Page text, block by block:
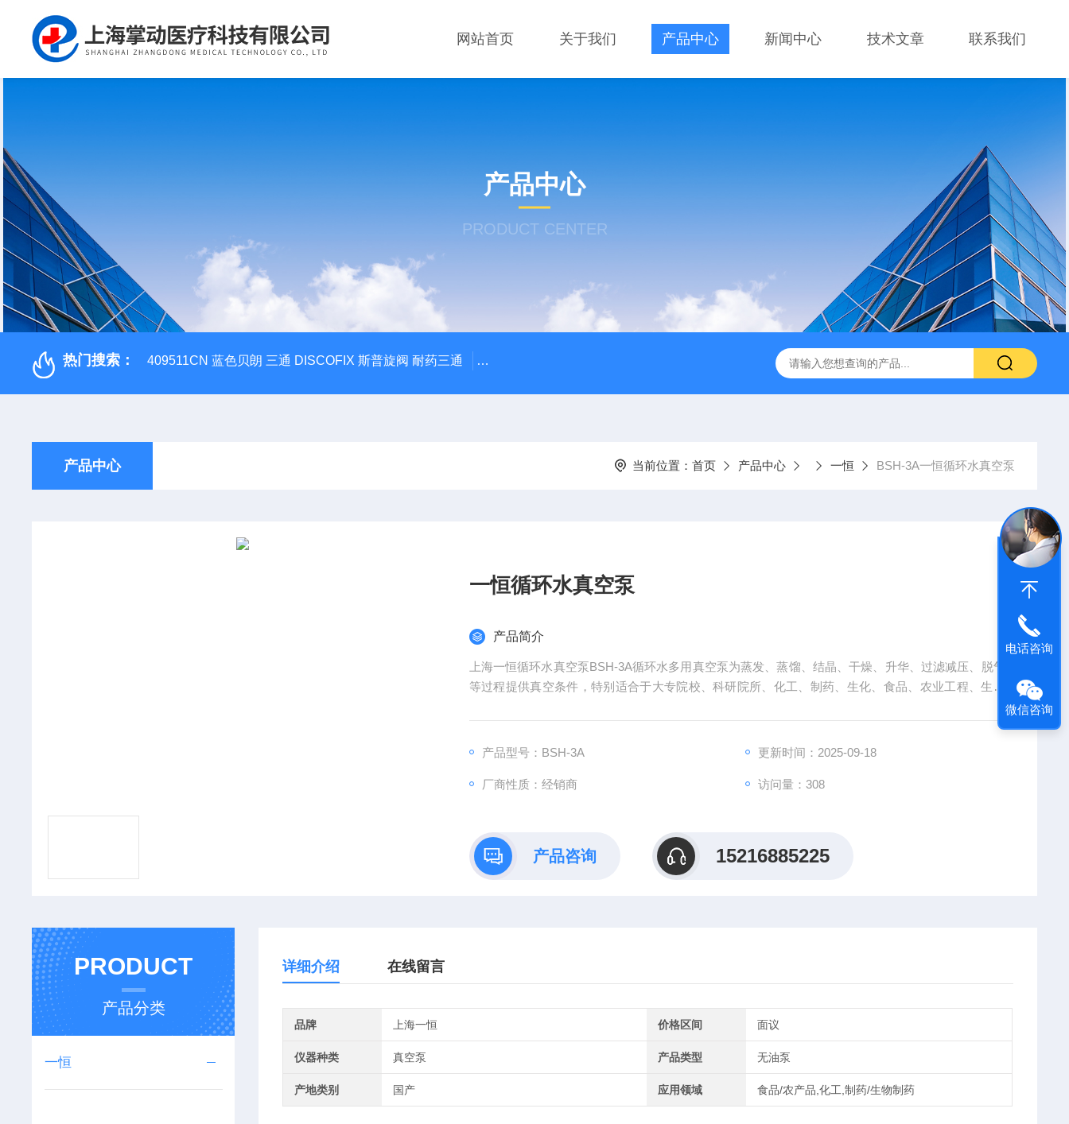
网站首页 关于我们 产品中心 新闻中心 技术文章 联系我们
产品中心
PRODUCT CENTER
热门搜索： 409511CN 蓝色贝朗 三通 DISCOFIX 斯普旋阀 耐药三通 Hydrosorb德国保赫曼 德湿舒 水凝胶伤口敷料 5x7.5cm Lumis 150 VPAP STResmed 瑞思迈 呼吸机
产品中心 当前位置： 首页 产品中心 一恒 BSH-3A一恒循环水真空泵
一恒循环水真空泵
产品简介
上海一恒循环水真空泵BSH-3A循环水多用真空泵为蒸发、蒸馏、结晶、干燥、升华、过滤减压、脱气
等过程提供真空条件，特别适合于大专院校、科研院所、化工、制药、生化、食品、农业工程、生物
产品型号：BSH-3A 更新时间：2025-09-18
厂商性质：经销商 访问量：308
产品咨询 15216885225
PRODUCT
产品分类
一恒
详细介绍 在线留言
品牌 上海一恒 价格区间 面议
仪器种类 真空泵 产品类型 无油泵
产地类别 国产 应用领域 食品/农产品,化工,制药/生物制药
电话咨询
微信咨询